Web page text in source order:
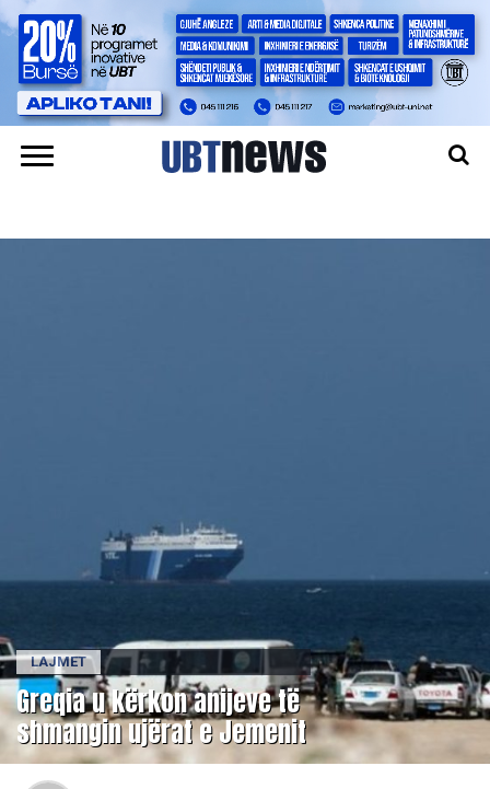
LAJMET
Greqia u kërkon anijeve të
shmangin ujërat e Jemenit